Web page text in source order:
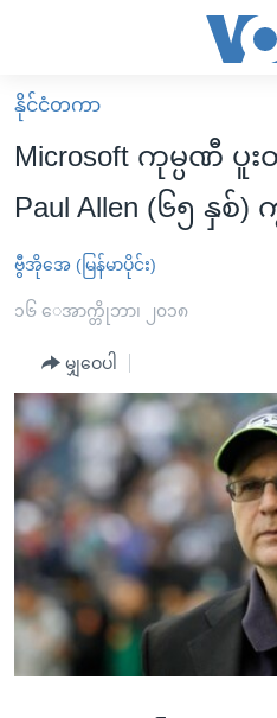
လွယ်ကူ
စေ
သည့်
များ
ပင်မ
ကြည့်
ရန်
ပင်မ
အ
စာမျက်နှာ
မူလစာမျက်နှာ
မြန်မာ
ကမ္ဘာ့သတင်းများ
နိုင်ငံတကာ
အစ္စရေး-ပါလက်စတိုင်း
ဗွီဒီယို
သတင်းလွတ်လပ်ခွင့်
အင်္ဂလိပ်စာလေ့လာမယ်
အမေရိကန်သုံးအီဒီယံ
မကြေးမုံရဲ့ အင်္ဂလိပ်စာ
ရုပ်ရှင်ထဲက အင်္ဂလိပ်စာ
သုတပဒေသာ အင်္ဂလိပ်စာ
အပတ်စဉ်ကဏ္ဍများ
တီဗွီ
ရေဒီယိုနှင့်ရုပ်သံ အချက်အလက်မ
ရေဒီယို/တီဗွီအစီအစဉ်
Learning English
ဗွီအိုအေ လူမှုကွန်ယက်များ
နိုင်ငံတကာ
Microsoft ကုမ္ပဏီ
Paul Allen (၆၅ နှ
ဗွီအိုအေ (မြန်မာပိုင်း)
၁၆ ေအာက္တိုဘာ၊ ၂၀၁၈
မျှဝေပါ